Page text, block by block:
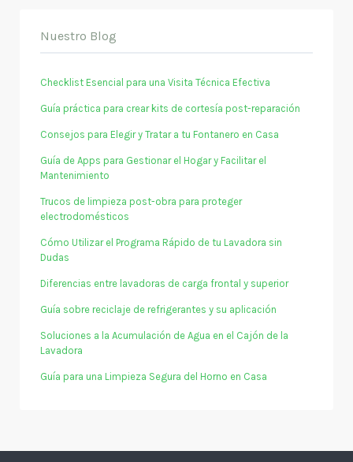
Nuestro Blog
Checklist Esencial para una Visita Técnica Efectiva
Guía práctica para crear kits de cortesía post-reparación
Consejos para Elegir y Tratar a tu Fontanero en Casa
Guía de Apps para Gestionar el Hogar y Facilitar el
Mantenimiento
Trucos de limpieza post-obra para proteger
electrodomésticos
Cómo Utilizar el Programa Rápido de tu Lavadora sin
Dudas
Diferencias entre lavadoras de carga frontal y superior
Guía sobre reciclaje de refrigerantes y su aplicación
Soluciones a la Acumulación de Agua en el Cajón de la
Lavadora
Guía para una Limpieza Segura del Horno en Casa